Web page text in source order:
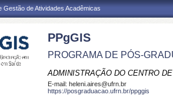
Gestão de Atividades Acadêmicas
PPgGIS
PROGRAMA DE PÓS-
ADMINISTRAÇÃO DO CENTRO
E-mail: heleni.aires@ufrn.br
https://posgraduacao.ufrn.br/ppggis